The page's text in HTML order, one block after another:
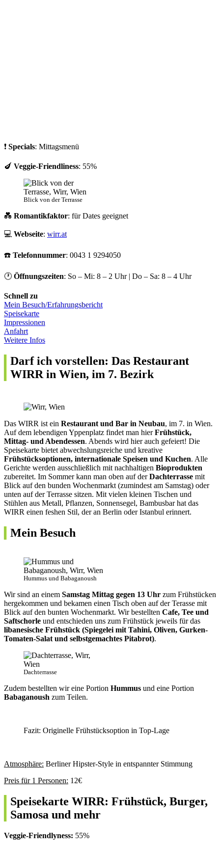
❗ Specials: Mittagsmenü
🍆 Veggie-Friendliness: 55%
Blick von der Terrasse
💑 Romantikfaktor: für Dates geeignet
💻 Webseite: wirr.at
☎️ Telefonnummer: 0043 1 9294050
🕐 Öffnungszeiten: So – Mi: 8 – 2 Uhr | Do – Sa: 8 – 4 Uhr
Schnell zu
Mein Besuch/Erfahrungsbericht
Speisekarte
Impressionen
Anfahrt
Weitere Infos
Darf ich vorstellen: Das Restaurant
WIRR in Wien, im 7. Bezirk
Das WIRR ist ein Restaurant und Bar in Neubau, im 7. in Wien.
Auf dem lebendigen Yppenplatz findet man hierFrühstück,
Mittag- und Abendessen. Abends wird hier auch gefeiert! Die
Speisekarte bietet abwechslungsreiche und kreative
Frühstücksoptionen, internationale Speisen und Kuchen. Alle
Gerichte werden ausschließlich mit nachhaltigen Bioprodukten
zubereitet. Im Sommer kann man oben auf derDachterrasse mit
Blick auf den bunden Wochenmarkt (zumindest am Samstag) oder
unten auf der Terrasse sitzen. Mit vielen kleinen Tischen und
Stühlen aus Metall, Pflanzen, Sonnensegel, Bambusbar hat das
WIRR einen feshen Stil, der an Berlin oder Istanbul erinnert.
Mein Besuch
Hummus und Babaganoush
Wir sind an einem Samstag Mittag gegen 13 Uhr zum Frühstücken
hergekommen und bekamen einen Tisch oben auf der Terasse mit
Blick auf den bunten Wochenmarkt. Wir bestellten Cafe, Tee und
Saftschorle und entschieden uns zum Frühstück jeweils für das
libanesische Frühstück (Spiegelei mit Tahini, Oliven, Gurken-
Tomaten-Salat und selbstgemachtes Pitabrot).
Dachterrasse
Zudem bestellten wir eine Portion Hummus und eine Portion
Babaganoush zum Teilen.
Fazit: Originelle Frühstücksoption in Top-Lage
Atmosphäre: Berliner Hipster-Style in entspannter Stimmung
Preis für 1 Personen: 12€
Speisekarte WIRR: Frühstück, Burger,
Samosa und mehr
Veggie-Friendlyness: 55%